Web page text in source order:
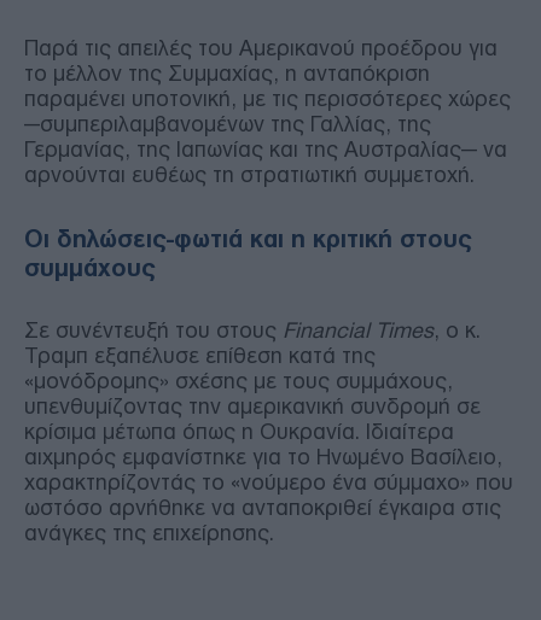
Παρά τις απειλές του Αμερικανού προέδρου για
το μέλλον της Συμμαχίας, η ανταπόκριση
παραμένει υποτονική, με τις περισσότερες χώρες
—συμπεριλαμβανομένων της Γαλλίας, της
Γερμανίας, της Ιαπωνίας και της Αυστραλίας— να
αρνούνται ευθέως τη στρατιωτική συμμετοχή.
Οι δηλώσεις-φωτιά και η κριτική στους
συμμάχους
Σε συνέντευξή του στους Financial Times, ο κ.
Τραμπ εξαπέλυσε επίθεση κατά της
«μονόδρομης» σχέσης με τους συμμάχους,
υπενθυμίζοντας την αμερικανική συνδρομή σε
κρίσιμα μέτωπα όπως η Ουκρανία. Ιδιαίτερα
αιχμηρός εμφανίστηκε για το Ηνωμένο Βασίλειο,
χαρακτηρίζοντάς το «νούμερο ένα σύμμαχο» που
ωστόσο αρνήθηκε να ανταποκριθεί έγκαιρα στις
ανάγκες της επιχείρησης.